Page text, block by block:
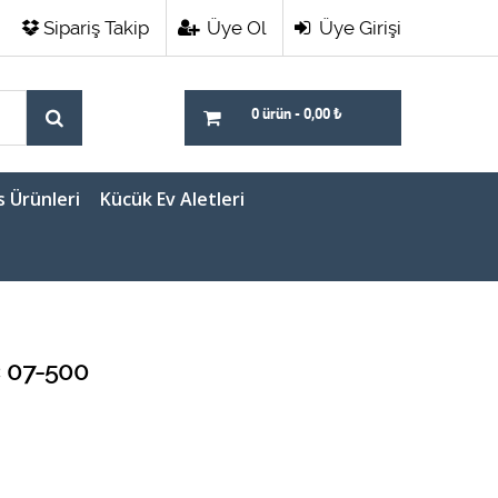
Üye Girişi
Üye Ol
Sipariş Takip
0 ürün - 0,00 ₺
Ürünleri Kücük Ev Aletleri
07-500